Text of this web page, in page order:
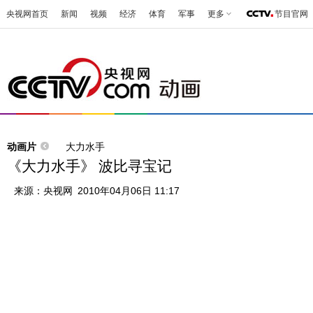
央视网首页 新闻 视频 经济 体育 军事 更多 节目官网
动画片 大力水手
《大力水手》 波比寻宝记
来源： 央视网 2010年04月06日 11:17